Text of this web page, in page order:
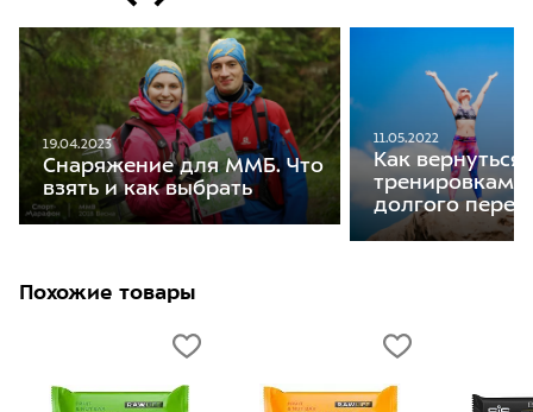
19.04.2023
Снаряжение для ММБ. Что
взять и как выбрать
11.05.2022
Как вернуться
тренировкам
долгого
Похожие товары